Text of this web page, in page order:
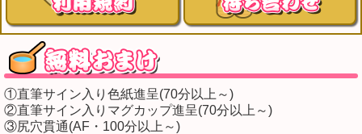
①直筆サイン入り色紙進呈(70分以上～)
②直筆サイン入りマグカップ進呈(70分以上～)
③尻穴貫通(AF・100分以上～)